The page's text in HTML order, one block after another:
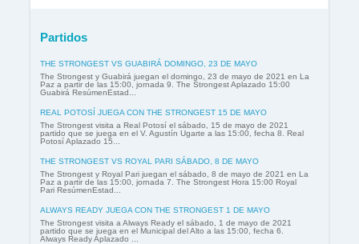
Partidos
THE STRONGEST VS GUABIRÁ DOMINGO, 23 DE MAYO
The Strongest y Guabirá juegan el domingo, 23 de mayo de 2021 en La
Paz a partir de las 15:00, jornada 9. The Strongest Aplazado 15:00
Guabirá ResúmenEstad...
REAL POTOSÍ JUEGA CON THE STRONGEST 15 DE MAYO
The Strongest visita a Real Potosí el sábado, 15 de mayo de 2021
partido que se juega en el V. Agustín Ugarte a las 15:00, fecha 8. Real
Potosí Aplazado 15...
THE STRONGEST VS ROYAL PARI SÁBADO, 8 DE MAYO
The Strongest y Royal Pari juegan el sábado, 8 de mayo de 2021 en La
Paz a partir de las 15:00, jornada 7. The Strongest Hora 15:00 Royal
Pari ResúmenEstad...
ALWAYS READY JUEGA CON THE STRONGEST 1 DE MAYO
The Strongest visita a Always Ready el sábado, 1 de mayo de 2021
partido que se juega en el Municipal del Alto a las 15:00, fecha 6.
Always Ready Aplazado ...